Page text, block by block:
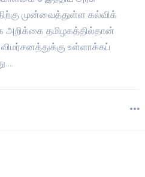
முன்வைத்துள்ள கல்விக்
தமிழகத்தில்தான்
விமர்சனத்துக்கு உள்ளாக்கப்